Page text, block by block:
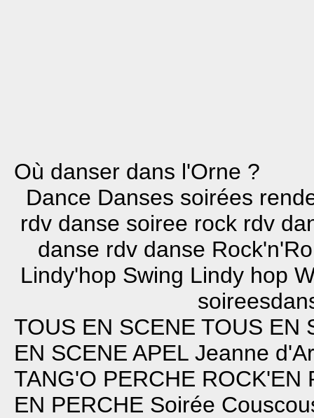
Où danser dans l'Orne ?
Dance Danses soirées
rdv danse soiree rock rdv
danse rdv danse
Lindy'hop Swing Lindy hop
TOUS EN SCENE TOUS EN
EN SCENE APEL Jeanne
TANG'O PERCHE ROCK'EN
EN PERCHE Soirée